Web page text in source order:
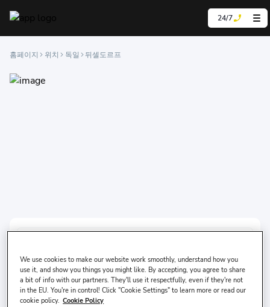
24/7
홈페이지 위치 독일 뒤셀도르프
픽업 날짜
7 8월, 금
픽업 시간
We use cookies to make our website work smoothly, understand how you
use it, and show you things you might like. By accepting, you agree to share
a bit of info with our partners. They'll use it respectfully, even if they're not
in the EU. You're in control! Click "Cookie Settings" to learn more or read our
cookie policy. Cookie Policy